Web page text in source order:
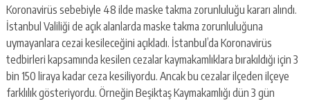
Koronavirüs sebebiyle 48 ilde maske takma zorunluluğu kararı alındı.
İstanbul Valiliği de açık alanlarda maske takma zorunluluğuna
uymayanlara cezai kesileceğini açıkladı. İstanbul’da Koronavirüs
tedbirleri kapsamında kesilen cezalar kaymakamlıklara bırakıldığı için 3
bin 150 liraya kadar ceza kesiliyordu. Ancak bu cezalar ilçeden ilçeye
farklılık gösteriyordu. Örneğin Beşiktaş Kaymakamlığı dün 3 gün